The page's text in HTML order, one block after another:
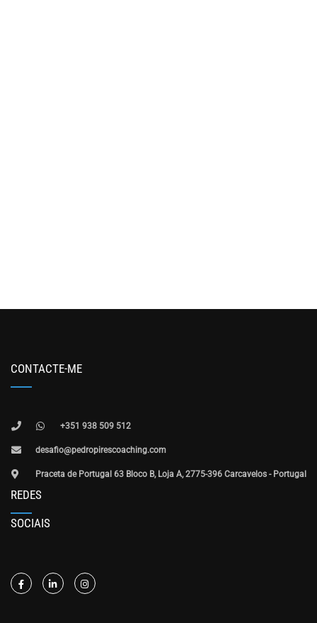
CONTACTE-ME
+351 938 509 512
desafio@pedropirescoaching.com
Praceta de Portugal 63 Bloco B, Loja A, 2775-396 Carcavelos - Portugal
REDES
SOCIAIS